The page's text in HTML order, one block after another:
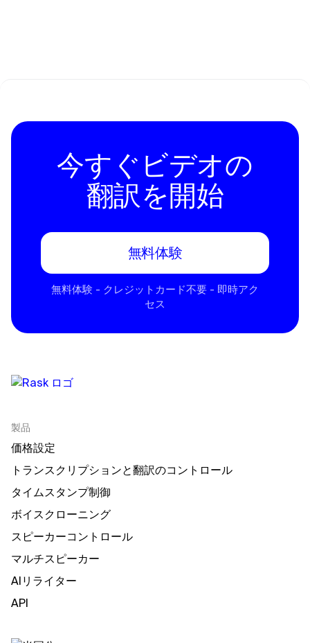
今すぐビデオの
翻訳を開始
無料体験
無料体験 - クレジットカード不要 - 即時アク
セス
製品
価格設定
トランスクリプションと翻訳のコントロール
タイムスタンプ制御
ボイスクローニング
スピーカーコントロール
マルチスピーカー
AIリライター
API